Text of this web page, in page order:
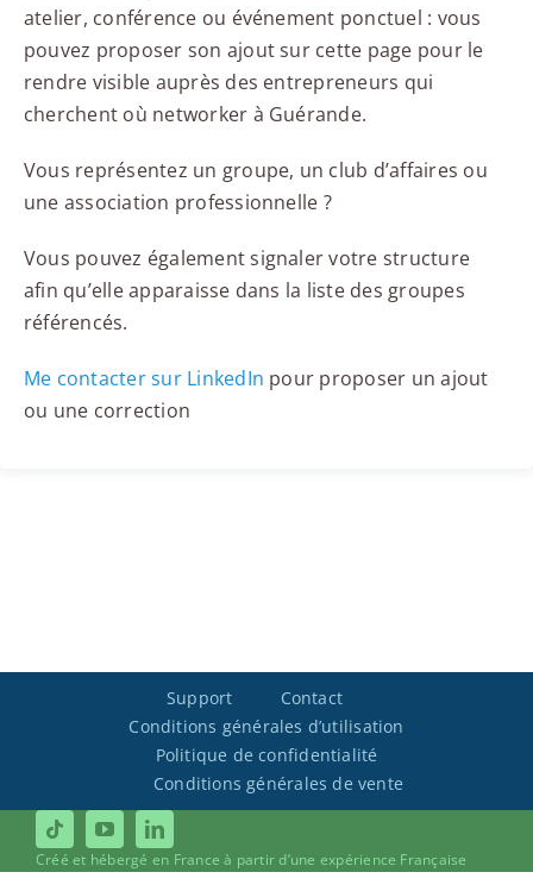
atelier, conférence ou événement ponctuel : vous
pouvez proposer son ajout sur cette page pour le
rendre visible auprès des entrepreneurs qui
cherchent où networker à Guérande.
Vous représentez un groupe, un club d’affaires ou
une association professionnelle ?
Vous pouvez également signaler votre structure
afin qu’elle apparaisse dans la liste des groupes
référencés.
Me contacter sur LinkedIn pour proposer un ajout
ou une correction
Support
Contact
Conditions générales d’utilisation
Politique de confidentialité
Conditions générales de vente
Créé et hébergé en France à partir d’une expérience Française